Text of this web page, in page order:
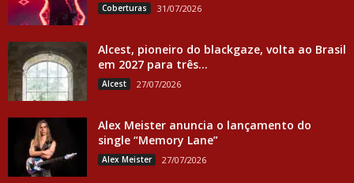
Coberturas 31/07/2026
Alcest, pioneiro do blackgaze, volta ao Brasil
em 2027 para três...
Alcest 27/07/2026
Alex Meister anuncia o lançamento do
single “Memory Lane”
Alex Meister 27/07/2026